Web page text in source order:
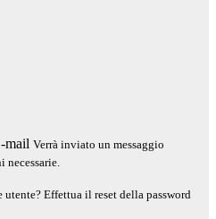
mail Verrà inviato un messaggio
Effettua il reset della password